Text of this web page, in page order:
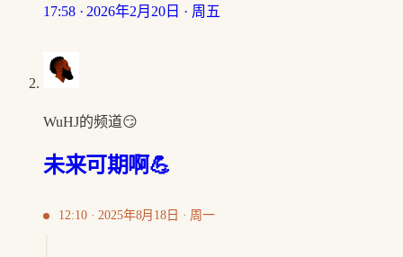
17:58 · 2026年2月20日 · 周五
WuHJ的频道😏
未来可期啊💪
12:10 · 2025年8月18日 · 周一